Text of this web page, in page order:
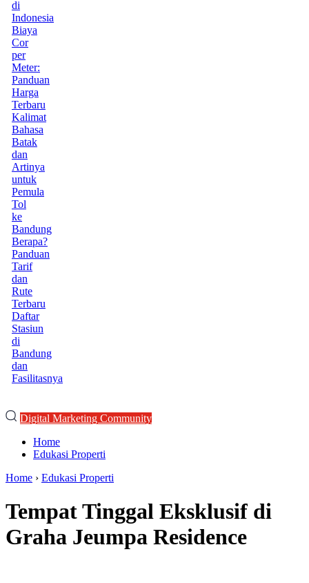
di
Indonesia
Biaya
Cor
per
Meter:
Panduan
Harga
Terbaru
Kalimat
Bahasa
Batak
dan
Artinya
untuk
Pemula
Tol
ke
Bandung
Berapa?
Panduan
Tarif
dan
Rute
Terbaru
Daftar
Stasiun
di
Bandung
dan
Fasilitasnya
Digital Marketing Community
Home
Edukasi Properti
Home › Edukasi Properti
Tempat Tinggal Eksklusif di
Graha Jeumpa Residence